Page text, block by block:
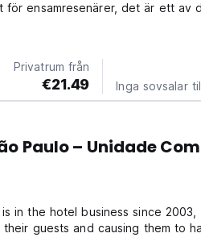
för ensamresenärer, det är ett av
from original...
Privatrum från
€21.49 Inga sovsalar
Paulo – Unidade
in the hotel business since 2003,
guests and causing them to